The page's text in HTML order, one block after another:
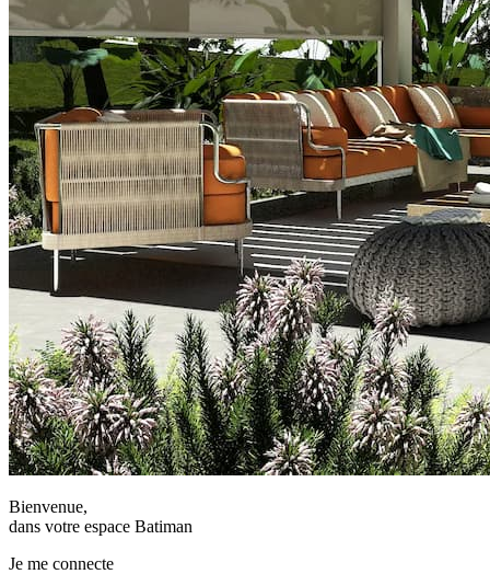
Bienvenue,
dans votre espace Batiman
Je me connecte